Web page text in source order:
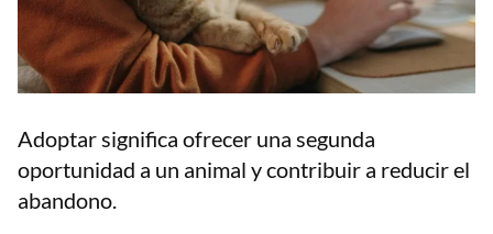
Adoptar significa ofrecer una segunda
oportunidad a un animal y contribuir a reducir el
abandono.